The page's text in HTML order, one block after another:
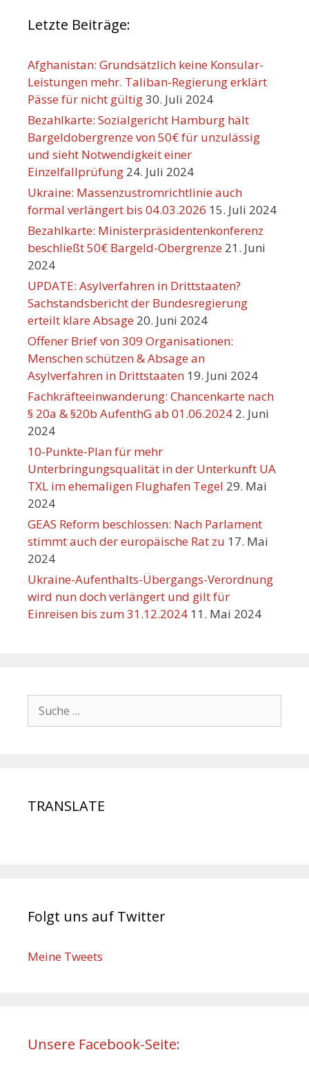
Letzte Beiträge:
Afghanistan: Grundsätzlich keine Konsular-
Leistungen mehr. Taliban-Regierung erklärt
Pässe für nicht gültig30. Juli 2024
Bezahlkarte: Sozialgericht Hamburg hält
Bargeldobergrenze von 50€ für unzulässig
und sieht Notwendigkeit einer
Einzelfallprüfung 24. Juli 2024
Ukraine: Massenzustromrichtlinie auch
formal verlängert bis 04.03.2026 15. Juli 2024
Bezahlkarte: Ministerpräsidentenkonferenz
beschließt 50€ Bargeld-Obergrenze 21. Juni
2024
UPDATE: Asylverfahren in Drittstaaten?
Sachstandsbericht der Bundesregierung
erteilt klare Absage 20. Juni 2024
Offener Brief von 309 Organisationen:
Menschen schützen & Absage an
Asylverfahren in Drittstaaten 19. Juni 2024
Fachkräfteeinwanderung: Chancenkarte nach
§ 20a & §20b AufenthG ab 01.06.2024 2. Juni
2024
10-Punkte-Plan für mehr
Unterbringungsqualität in der Unterkunft UA
TXL im ehemaligen Flughafen Tegel 29. Mai
2024
GEAS Reform beschlossen: Nach Parlament
stimmt auch der europäische Rat zu 17. Mai
2024
Ukraine-Aufenthalts-Übergangs-Verordnung
wird nun doch verlängert und gilt für
Einreisen bis zum 31.12.2024 11. Mai 2024
TRANSLATE
Folgt uns auf Twitter
Meine Tweets
Unsere Facebook-Seite: